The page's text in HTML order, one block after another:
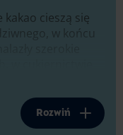
cieszą się
w końcu
nasiona
w Azji
składników
Rozwiń